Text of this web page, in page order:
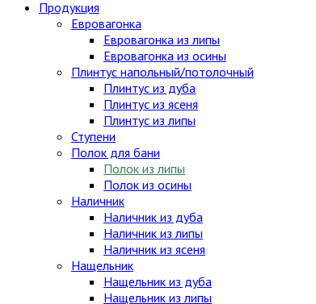
Продукция
Евровагонка
Евровагонка из липы
Евровагонка из осины
Плинтус напольный/потолочный
Плинтус из дуба
Плинтус из ясеня
Плинтус из липы
Ступени
Полок для бани
Полок из липы
Полок из осины
Наличник
Наличник из дуба
Наличник из липы
Наличник из ясеня
Нащельник
Нащельник из дуба
Нащельник из липы